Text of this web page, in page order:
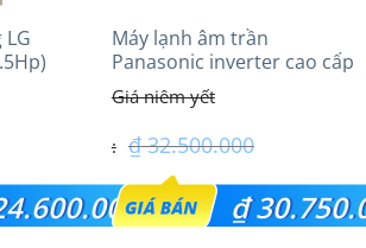
Máy lạnh âm trần
Panasonic inverter cao cấp
(3.0Hp) S-2430PU3HA/U-
24PRH1H5
₫32.500.000
Giá
gốc
₫